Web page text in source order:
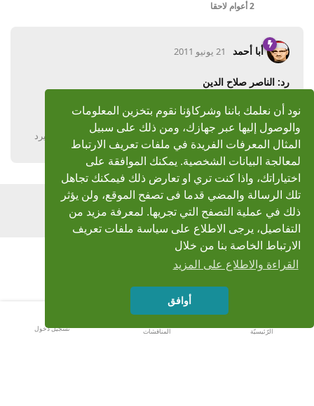
نود أن نعلمك باننا وشركاؤنا نقوم بتخزين المعلومات
والوصول إليها عبر جهازك، ومن ذلك على سبيل
المثال المعرفات الفريدة في ملفات تعريف الارتباط
لمعالجة البيانات الشخصية. يمكنك الموافقة على
اختياراتك، واذا كنت تري او تعارض ذلك فيمكنك تجاهل
تلك الرسالة والمضي قدما فى تصفح الموقع، ولن يؤثر
ذلك في عملية التصفح التي تجريها. لمعرفة مزيد من
التفاصيل، يرجى الاطلاع على سياسة ملفات تعريف
الارتباط الخاصة بنا من خلال
القراءة والاطلاع على المزيد
أوافق
2 أعوام لاحقا
أبا أحمد 21 يونيو 2011
رد: الناصر صلاح الدين
جزاك الله خيرا واكرمك
يرد
اضف رد
الرّئيسيّة المناقشات تسجيل دخول